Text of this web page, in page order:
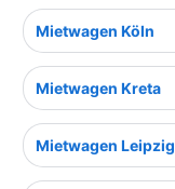
Mietwagen Köln
Mietwagen Kreta
Mietwagen Leipzig